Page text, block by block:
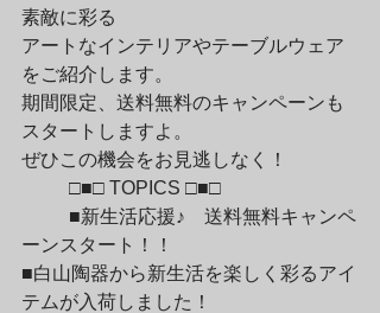
素敵に彩る
アートなインテリアやテーブルウェア
をご紹介します。
期間限定、送料無料のキャンペーンも
スタートしますよ。
ぜひこの機会をお見逃しなく！
	□■□ TOPICS □■□
ーンスタート！！
■白山陶器から新生活を楽しく彩るアイ
テムが入荷しました！